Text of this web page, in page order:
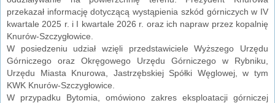
przekazał informację dotyczącą wystąpienia szkód górniczych w IV
kwartale 2025 r. i I kwartale 2026 r. oraz ich napraw przez kopalnię
Knurów-Szczygłowice.
W posiedzeniu udział wzięli przedstawiciele Wyższego Urzędu
Górniczego oraz Okręgowego Urzędu Górniczego w Rybniku,
Urzędu Miasta Knurowa, Jastrzębskiej Spółki Węglowej, w tym
KWK Knurów-Szczygłowice.
W przypadku Bytomia, omówiono zakres eksploatacji górniczej